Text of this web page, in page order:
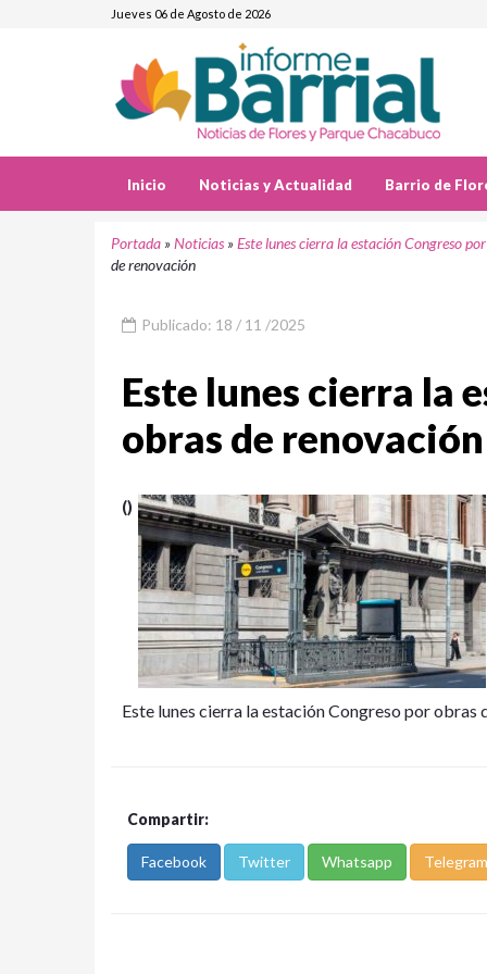
Jueves 06 de Agosto de 2026
Inicio Noticias y Actualidad Barrio de
Portada »Noticias »Este lunes cierra la estación Congreso
de renovación
Publicado: 18 / 11 /2025
Este lunes cierra la
obras de renovación
()
Este lunes cierra la estación Congreso por obras
Compartir:
Facebook Twitter Whatsapp Telegram